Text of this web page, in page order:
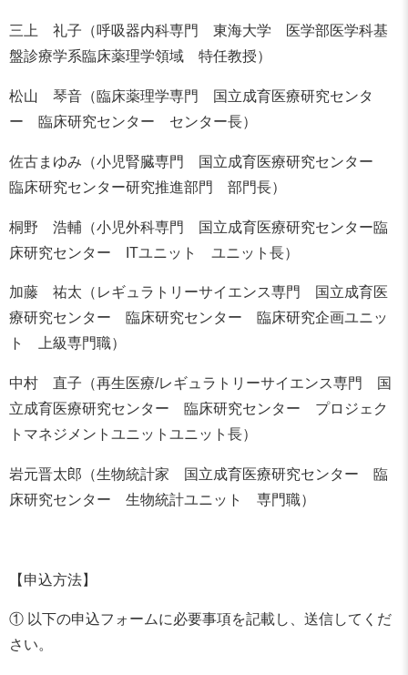
三上 礼子（呼吸器内科専門 東海大学 医学部医学科基
盤診療学系臨床薬理学領域 特任教授）
松山 琴音（臨床薬理学専門 国立成育医療研究センタ
ー 臨床研究センター センター長）
佐古まゆみ（小児腎臓専門 国立成育医療研究センター
臨床研究センター研究推進部門 部門長）
桐野 浩輔（小児外科専門 国立成育医療研究センター臨
床研究センター ITユニット ユニット長）
加藤 祐太（レギュラトリーサイエンス専門 国立成育医
療研究センター 臨床研究センター 臨床研究企画ユニッ
ト 上級専門職）
中村 直子（再生医療/レギュラトリーサイエンス専門 国
立成育医療研究センター 臨床研究センター プロジェク
トマネジメントユニットユニット長）
岩元晋太郎（生物統計家 国立成育医療研究センター 臨
床研究センター 生物統計ユニット 専門職）
【申込方法】
① 以下の申込フォームに必要事項を記載し、送信してくだ
さい。